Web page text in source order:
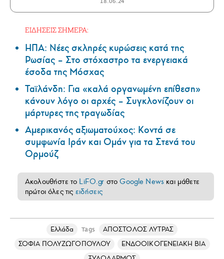
ΕΙΔΗΣΕΙΣ ΣΗΜΕΡΑ:
ΗΠΑ: Nέες σκληρές κυρώσεις κατά της
Ρωσίας – Στο στόχαστρο τα ενεργειακά
έσοδα της Μόσχας
Ταϊλάνδη: Για «καλά οργανωμένη επίθεση»
κάνουν λόγο οι αρχές – Συγκλονίζουν οι
μάρτυρες της τραγωδίας
Αμερικανός αξιωματούχος: Κοντά σε
συμφωνία Ιράν και Ομάν για τα Στενά του
Ορμούζ
Ακολουθήστε το LiFO.gr στοGoogle News και μάθετε
πρώτοι όλες τις ειδήσεις
Ελλάδα Tags
ΑΠΟΣΤΟΛΟΣ ΛΥΤΡΑΣ
ΣΟΦΙΑ ΠΟΛΥΖΩΓΟΠΟΥΛΟΥ
ΕΝΔΟΟΙΚΟΓΕΝΕΙΑΚΗ ΒΙΑ